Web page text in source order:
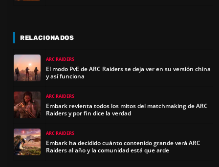
RELACIONADOS
ARC RAIDERS
El modo PvE de ARC Raiders se deja ver en su versión china
y así funciona
ARC RAIDERS
Embark revienta todos los mitos del matchmaking de ARC
Raiders y por fin dice la verdad
ARC RAIDERS
Embark ha decidido cuánto contenido grande verá ARC
Raiders al año y la comunidad está que arde